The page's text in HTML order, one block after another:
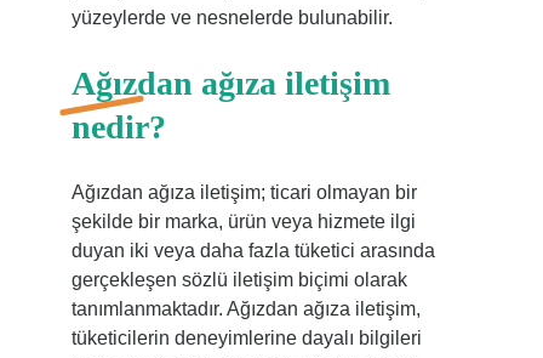
yüzeylerde ve nesnelerde bulunabilir.
Ağızdan ağıza iletişim
nedir?
Ağızdan ağıza iletişim; ticari olmayan bir
şekilde bir marka, ürün veya hizmete ilgi
duyan iki veya daha fazla tüketici arasında
gerçekleşen sözlü iletişim biçimi olarak
tanımlanmaktadır. Ağızdan ağıza iletişim,
tüketicilerin deneyimlerine dayalı bilgileri